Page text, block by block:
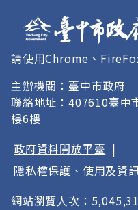
請使用Chrome、
主辦機關：臺中市政府
聯絡地址：407610臺中
樓6樓
政府資料開放平臺 |
隱私權保護、使用及資
網站瀏覽人次：